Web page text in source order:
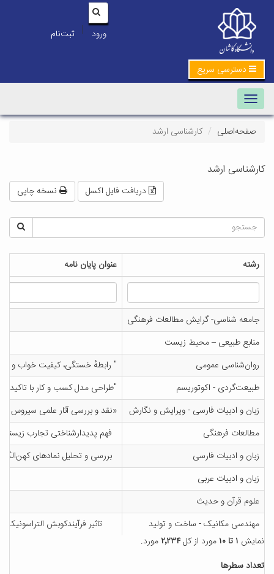
ورود | ثبت‌نام
دسترسی سریع
Toggle navigation
صفحه‌اصلی کارشناسی ارشد
کارشناسی ارشد
دریافت فایل اکسل نسخه چاپی
رشته عنوان پایان نامه
جامعه شناسی- گرایش مطالعات فرهنگی
منابع طبیعی – محیط زیست
روان‌شناسی عمومی
" رابطهٔ خستگی، کیفیت خواب و
طبیعت‌گردی - اکوتوریسم
"طراحی مدل کسب و کار با تاکید بر
زبان و ادبیات فارسی - ویرایش و نگارش
«نقد و بررسی آثار علمی سیروس
مطالعات فرهنگی
فهم پدیدارشناختی تجارب زیسته
زبان و ادبیات فارسی
بررسی و تحلیل نمادهای
زبان و ادبیات عربی
علوم قرآن و حدیث
مهندسی مکانیک - ساخت و تولید
تاثیر فرآیندکوبش التراسونیک
نمایش ۱ تا ۱۰ مورد از کل۲٬۲۳۴مورد.
تعداد سطرها